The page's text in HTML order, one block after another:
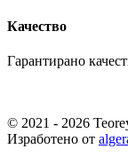
Качество
Гарантирано
© 2021 - 2026
Изработено от